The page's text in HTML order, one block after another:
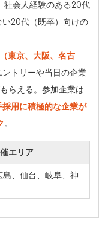
社会人経験のある20代
い20代（既卒）向けの
東京、大阪、名古
ントリーや当日の企業
らえる。参加企業は
採用に積極的な企業が
。
エリア
、仙台、岐阜、神